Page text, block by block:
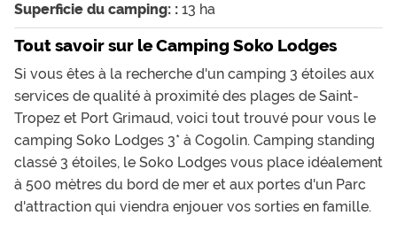
Superficie du camping: : 13 ha
Tout savoir sur le Camping Soko Lodges
Si vous êtes à la recherche d'un camping 3 étoiles aux
services de qualité à proximité des plages de Saint-
Tropez et Port Grimaud, voici tout trouvé pour vous le
camping Soko Lodges 3* à Cogolin. Camping standing
classé 3 étoiles, le Soko Lodges vous place idéalement
à 500 mètres du bord de mer et aux portes d'un Parc
d'attraction qui viendra enjouer vos sorties en famille.